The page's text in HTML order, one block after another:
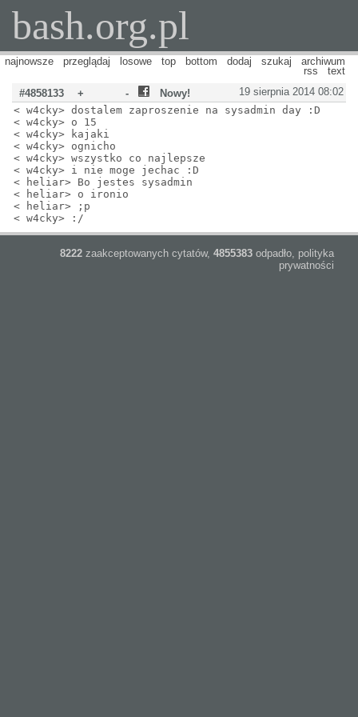
bash.org.pl
najnowsze przeglądaj losowe top bottom dodaj szukaj
archiwum
rss
text
19 sierpnia 2014 08:02
#4858133 + -
Nowy!
< w4cky> dostalem zaproszenie na sysadmin day :D
< w4cky> o 15
< w4cky> kajaki
< w4cky> ognicho
< w4cky> wszystko co najlepsze
< w4cky> i nie moge jechac :D
< heliar> Bo jestes sysadmin
< heliar> o ironio
< heliar> ;p
< w4cky> :/
8222 zaakceptowanych cytatów, 4855383 odpadło, polityka
prywatności